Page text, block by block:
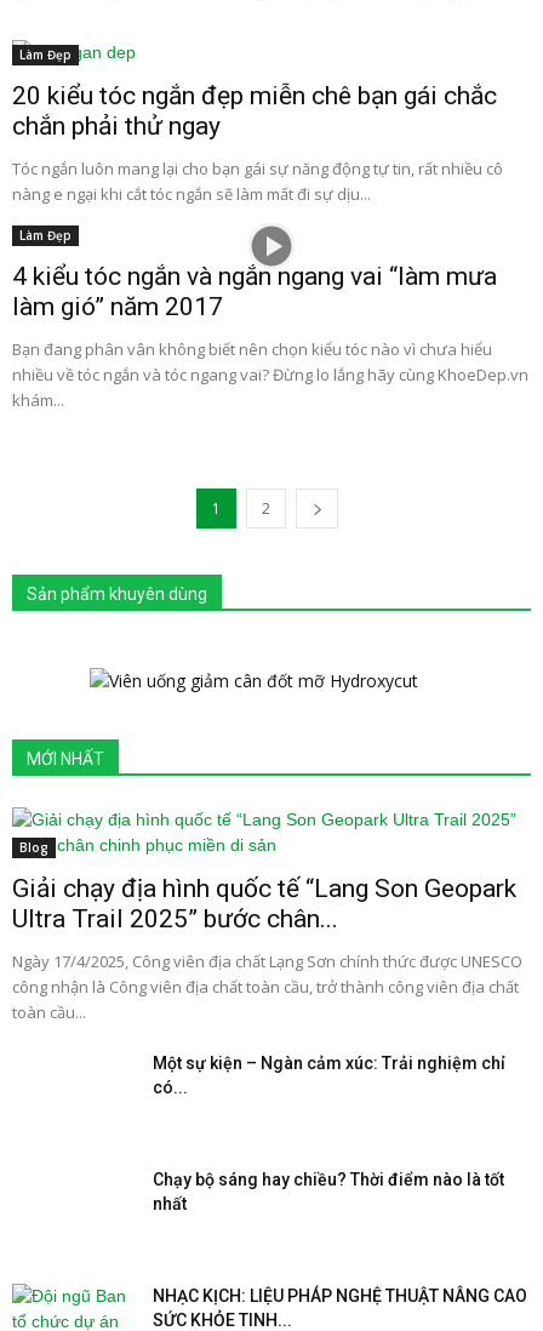
Làm Đẹp
20 kiểu tóc ngắn đẹp miễn chê bạn gái chắc
chắn phải thử ngay
Tóc ngắn luôn mang lại cho bạn gái sự năng động tự tin, rất nhiều cô
nàng e ngại khi cắt tóc ngắn sẽ làm mất đi sự dịu...
Làm Đẹp
4 kiểu tóc ngắn và ngắn ngang vai “làm mưa
làm gió” năm 2017
Bạn đang phân vân không biết nên chọn kiểu tóc nào vì chưa hiểu
nhiều về tóc ngắn và tóc ngang vai? Đừng lo lắng hãy cùng KhoeDep.vn
khám...
1 2
Sản phẩm khuyên dùng
MỚI NHẤT
Blog
Giải chạy địa hình quốc tế “Lang Son Geopark
Ultra Trail 2025” bước chân...
Ngày 17/4/2025, Công viên địa chất Lạng Sơn chính thức được UNESCO
công nhận là Công viên địa chất toàn cầu, trở thành công viên địa chất
toàn cầu...
Một sự kiện – Ngàn cảm xúc: Trải nghiệm chỉ
có...
Chạy bộ sáng hay chiều? Thời điểm nào là tốt
nhất
NHẠC KỊCH: LIỆU PHÁP NGHỆ THUẬT NÂNG CAO
SỨC KHỎE TINH...